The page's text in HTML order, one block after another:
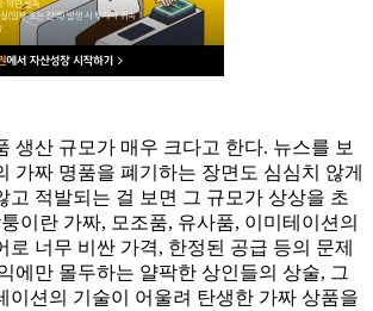
생산 규모가 매우 크다고 한다. 뉴스를 보
가짜 명품을 폐기하는 장면도 심심치 않게
고 적발되는 걸 보면 그 규모가 상상을 초
이란 가짜, 모조품, 유사품, 이미테이션의
로 너무 비싼 가격, 한정된 공급 등의 문제
에만 몰두하는 얄팍한 상인들의 상술, 그
이션의 기술이 어울려 탄생한 가짜 상품을